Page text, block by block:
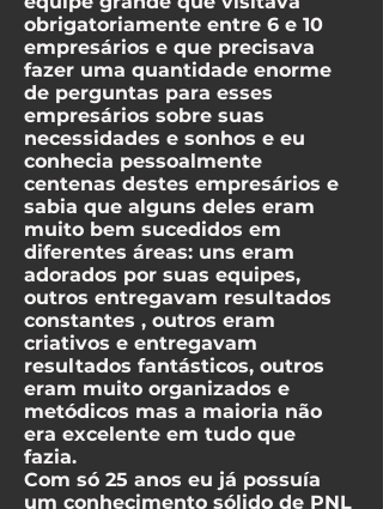
obrigatoriamente entre 6 e 10
empresários e que precisava
fazer uma quantidade enorme
de perguntas para esses
empresários sobre suas
necessidades e sonhos e eu
conhecia pessoalmente
centenas destes empresários e
sabia que alguns deles eram
muito bem sucedidos em
diferentes áreas: uns eram
adorados por suas equipes,
outros entregavam resultados
constantes , outros eram
criativos e entregavam
resultados fantásticos, outros
eram muito organizados e
metódicos mas a maioria não
era excelente em tudo que
fazia.
Com só 25 anos eu já possuía
um conhecimento sólido de PNL